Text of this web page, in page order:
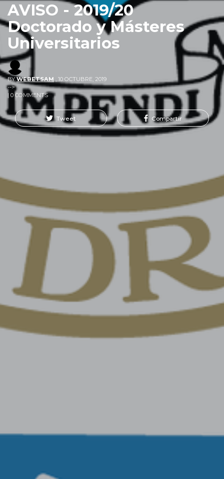
AVISO - 2019/20
Doctorado y Másteres
Universitarios
BYWEBETSAM , 10 OCTUBRE, 2019
-->
| 0 COMMENTS
Tweet Compartir